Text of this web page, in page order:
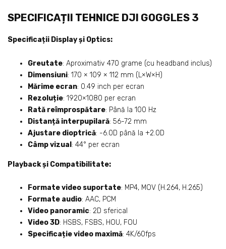
SPECIFICAȚII TEHNICE DJI GOGGLES 3
Specificații Display și Optics:
Greutate: Aproximativ 470 grame (cu headband inclus)
Dimensiuni: 170 × 109 × 112 mm (L×W×H)
Mărime ecran: 0.49 inch per ecran
Rezoluție: 1920×1080 per ecran
Rată reîmprospătare: Până la 100 Hz
Distanță interpupilară: 56-72 mm
Ajustare dioptrică: -6.0D până la +2.0D
Câmp vizual : 44° per ecran
Playback și Compatibilitate:
Formate video suportate: MP4, MOV (H.264, H.265)
Formate audio: AAC, PCM
Video panoramic: 2D sferical
Video 3D: HSBS, FSBS, HOU, FOU
Specificație video maximă: 4K/60fps